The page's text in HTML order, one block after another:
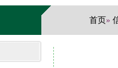
首页»